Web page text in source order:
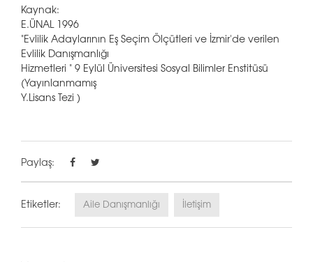
Kaynak:
E.ÜNAL 1996
"Evlilik Adaylarının Eş Seçim Ölçütleri ve İzmir'de verilen
Evlilik Danışmanlığı
Hizmetleri " 9 Eylül Üniversitesi Sosyal Bilimler Enstitüsü
(Yayınlanmamış
Y.Lisans Tezi )
Paylaş:
Etiketler: Aile Danışmanlığı İletişim